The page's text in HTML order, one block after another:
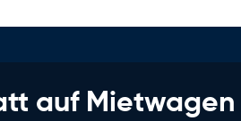
auf Mietwagen